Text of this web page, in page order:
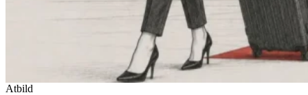
Atbild